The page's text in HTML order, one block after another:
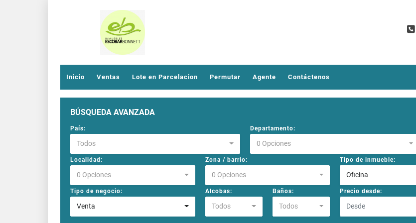
Inicio Ventas Lote en Parcelacion Permutar Agente Contáctenos
BÚSQUEDA AVANZADA
País:
Todos
Departamento:
0 Opciones
Localidad:
0 Opciones
Zona / barrio:
0 Opciones
Tipo de inmueble:
Oficina
Tipo de negocio:
Venta
Alcobas:
Todos
Baños:
Todos
Precio desde: